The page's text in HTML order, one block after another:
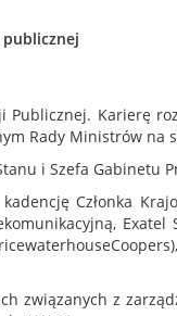
Publicznej. Karierę
Rady Ministrów na
i Szefa Gabinetu
Członka
związanych z